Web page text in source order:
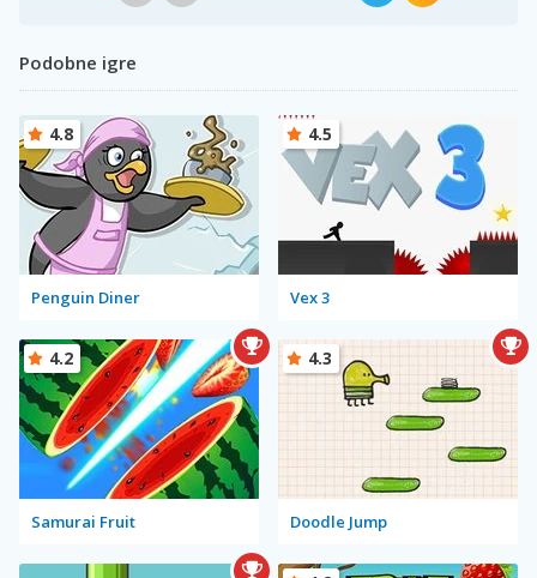
Podobne igre
Penguin Diner
4.8
Vex 3
4.5
Samurai Fruit
4.2
Doodle Jump
4.3